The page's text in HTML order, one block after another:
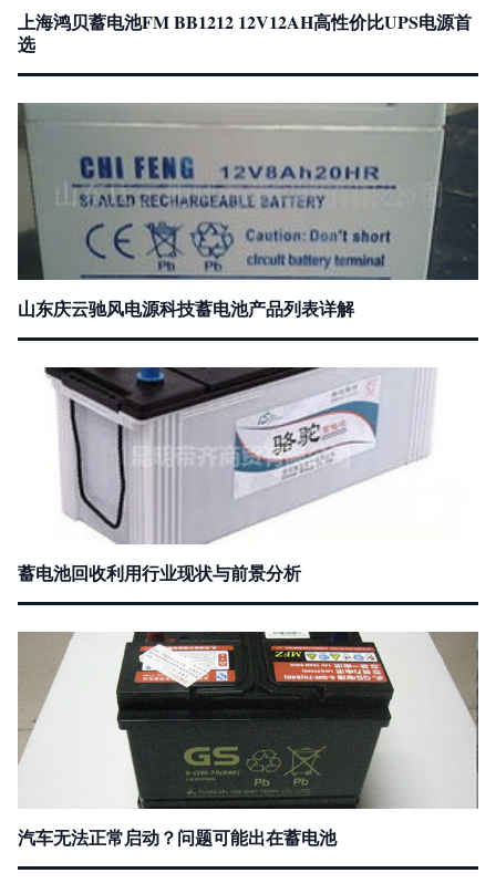
上海鸿贝蓄电池FM BB1212 12V12AH高性价比UPS电源首
选
山东庆云驰风电源科技蓄电池产品列表详解
蓄电池回收利用行业现状与前景分析
汽车无法正常启动？问题可能出在蓄电池